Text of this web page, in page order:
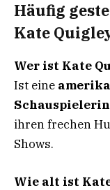
Häufig
Kate
Wer ist Kate
Ist eine
ihren frechen
Shows.
Wie alt ist